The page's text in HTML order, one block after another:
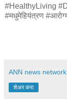
#HealthyLiving
#मधुमेहियंत्रण
ANN news network
शेअर करा